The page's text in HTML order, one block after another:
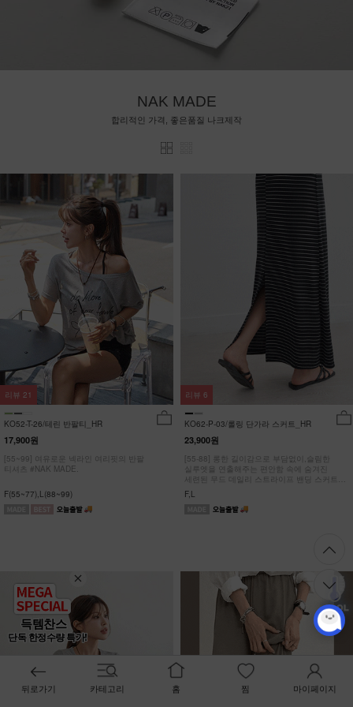
득템찬스
단독 한정수량 특가!
NAK MADE
합리적인 가격, 좋은품질 나크제작
KO52-T-26/테린 반팔티_HR
17,900원
[55~99] 여유로운 넥라인 여리핏의 반팔
티셔츠 #NAK MADE.
F(55~77),L(88~99)
리뷰 21
KO62-P-03/롤링 단가라 스커트_HR
23,900원
[55-88] 롱한 길이감으로 부담없이,슬림한
실루엣을 연출해주는 편안함 속에 숨겨진
세련된 무드 데일리 스트라이프 밴딩 스커트
#NAK MADE.
F,L
리뷰 6
뒤로가기 카테고리 홈 찜 마이페이지